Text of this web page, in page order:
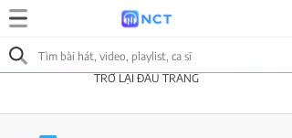
TRỞ LẠI ĐẦU TRANG